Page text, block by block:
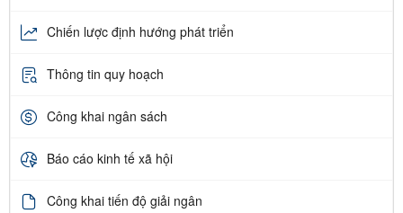
Chiến lược định hướng phát triển
Thông tin quy hoạch
Công khai ngân sách
Báo cáo kinh tế xã hội
Công khai tiến độ giải ngân